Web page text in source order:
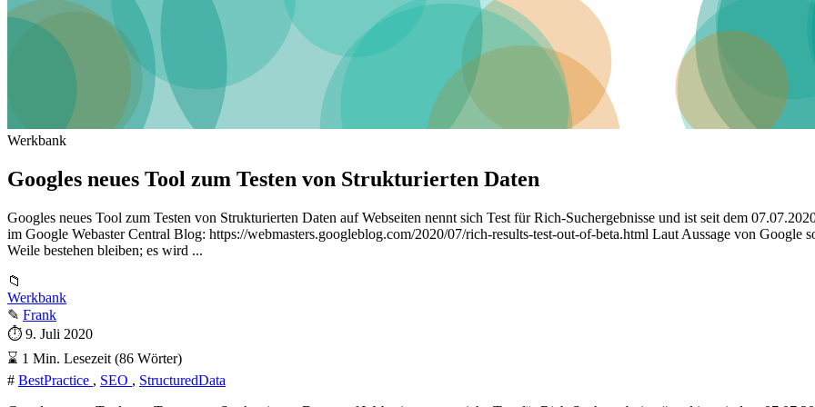
Werkbank
Googles neues Tool zum Testen von Strukturierten Daten
Googles neues Tool zum Testen von Strukturierten Daten auf Webseiten nennt sich Test für Rich-Suchergebnisse und ist seit dem
im Google Webaster Central Blog: https://webmasters.googleblog.com/2020/07/rich-results-test-out-of-beta.html Laut Aussage von Google
Weile bestehen bleiben; es wird ...
📁
Werkbank
✎ Frank
⏱ 9. Juli 2020
⌛ 1 Min. Lesezeit (86 Wörter)
# BestPractice , SEO , StructuredData